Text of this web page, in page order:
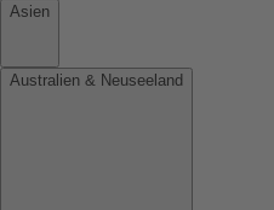
Asien
Australien & Neuseeland